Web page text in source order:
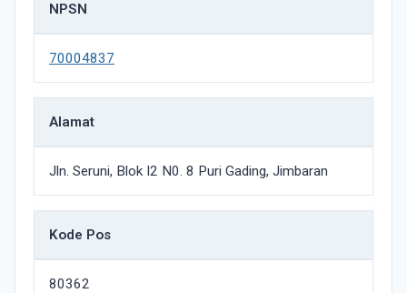
NPSN
70004837
Alamat
Jln. Seruni, Blok I2 N0. 8 Puri Gading, Jimbaran
Kode Pos
80362